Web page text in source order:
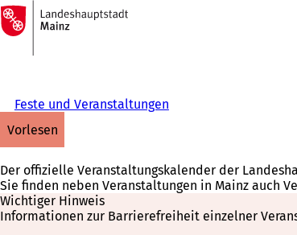
Inhalt anspringen
Zur
Startseite
Feste und Veranstaltungen
vorlesen
Der offizielle Veranstaltungskalender der
Sie finden neben Veranstaltungen in Mainz auch
Wichtiger Hinweis
Informationen zur Barrierefreiheit einzelner